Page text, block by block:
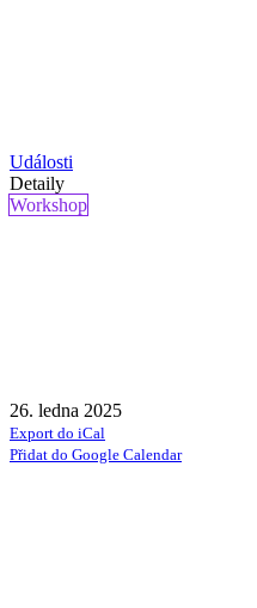
Události
Detaily
Workshop
26. ledna 2025
Export do iCal
Přidat do Google Calendar